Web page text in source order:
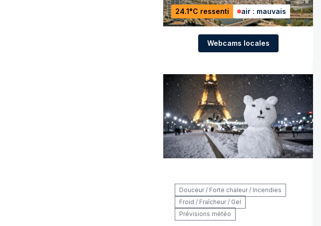
24.1°C ressenti air : mauvais
Webcams locales
Douceur / Forte chaleur / Incendies
Froid / Fraîcheur / Gel
Prévisions météo